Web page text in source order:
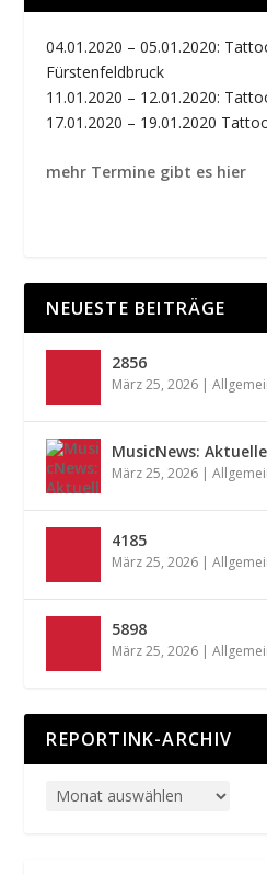
04.01.2020 – 05.01.2020:
Fürstenfeldbruck
11.01.2020 – 12.01.2020:
17.01.2020 – 19.01.2020
mehr Termine gibt es hier
NEUESTE BEITRÄGE
2856
März 25, 2026 |
MusicNews:
März 25, 2026 |
4185
März 25, 2026 |
5898
März 25, 2026 |
REPORTINK-ARCHIV